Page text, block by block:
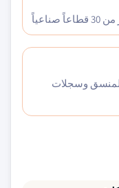
المنسق وسجلات